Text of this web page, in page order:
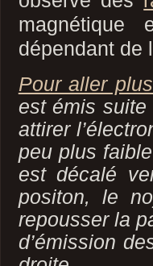
dépendant de
Pour aller
est émis
attirer
peu plus
est décalé
positon, le
repousser la
d’émission